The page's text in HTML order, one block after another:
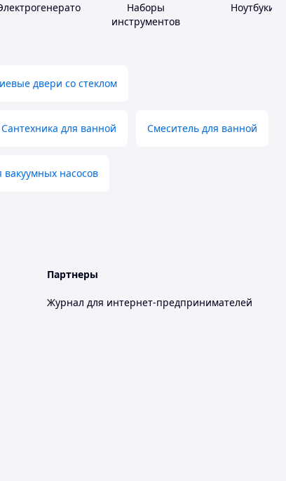
Наборы
инструментов
Ноутбуки
двери со стеклом
Сантехника для ванной Смеситель для ванной
вакуумных насосов
Партнеры
Журнал для интернет-предпринимателей